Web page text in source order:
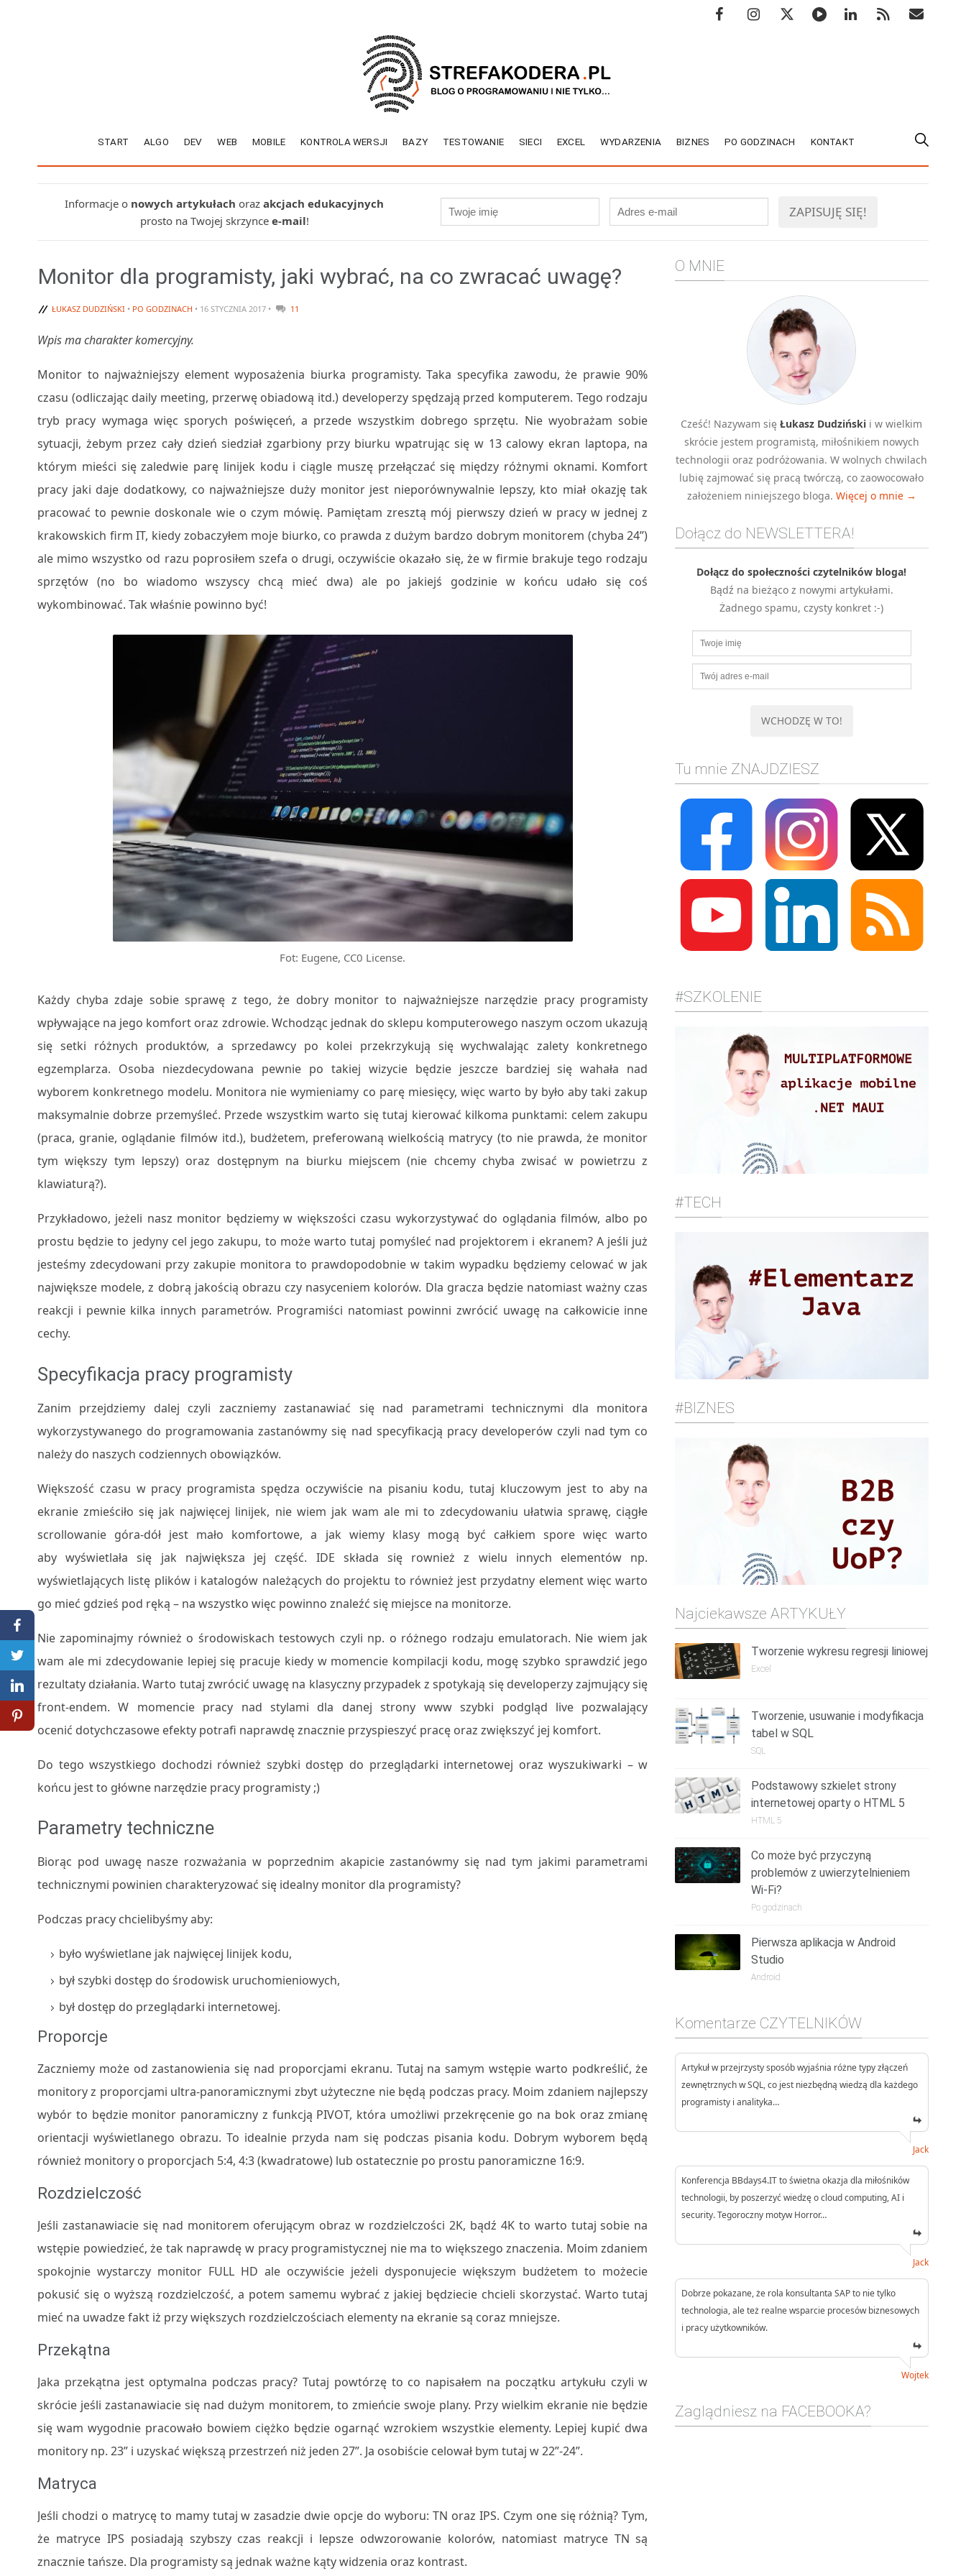
START ALGO DEV WEB MOBILE KONTROLA WERSJI BAZY TESTOWANIE SIECI EXCEL WYDARZENIA BIZNES PO GODZINACH KONTAKT
Informacje o nowych artykułach oraz akcjach edukacyjnych
prosto na Twojej skrzynce e-mail!
Monitor dla programisty, jaki wybrać, na co zwracać uwagę?
ŁUKASZ DUDZIŃSKI • PO GODZINACH • 16 STYCZNIA 2017 • 11
Wpis ma charakter komercyjny.
Monitor to najważniejszy element wyposażenia biurka programisty. Taka specyfika zawodu, że prawie 90%
czasu (odliczając daily meeting, przerwę obiadową itd.) developerzy spędzają przed komputerem. Tego rodzaju
tryb pracy wymaga więc sporych poświęceń, a przede wszystkim dobrego sprzętu. Nie wyobrażam sobie
sytuacji, żebym przez cały dzień siedział zgarbiony przy biurku wpatrując się w 13 calowy ekran laptopa, na
którym mieści się zaledwie parę linijek kodu i ciągle muszę przełączać się między różnymi oknami. Komfort
pracy jaki daje dodatkowy, co najważniejsze duży monitor jest nieporównywalnie lepszy, kto miał okazję tak
pracować to pewnie doskonale wie o czym mówię. Pamiętam zresztą mój pierwszy dzień w pracy w jednej z
krakowskich firm IT, kiedy zobaczyłem moje biurko, co prawda z dużym bardzo dobrym monitorem (chyba 24”)
ale mimo wszystko od razu poprosiłem szefa o drugi, oczywiście okazało się, że w firmie brakuje tego rodzaju
sprzętów (no bo wiadomo wszyscy chcą mieć dwa) ale po jakiejś godzinie w końcu udało się coś
wykombinować. Tak właśnie powinno być!
Fot: Eugene, CC0 License.
Każdy chyba zdaje sobie sprawę z tego, że dobry monitor to najważniejsze narzędzie pracy programisty
wpływające na jego komfort oraz zdrowie. Wchodząc jednak do sklepu komputerowego naszym oczom ukazują
się setki różnych produktów, a sprzedawcy po kolei przekrzykują się wychwalając zalety konkretnego
egzemplarza. Osoba niezdecydowana pewnie po takiej wizycie będzie jeszcze bardziej się wahała nad
wyborem konkretnego modelu. Monitora nie wymieniamy co parę miesięcy, więc warto by było aby taki zakup
maksymalnie dobrze przemyśleć. Przede wszystkim warto się tutaj kierować kilkoma punktami: celem zakupu
(praca, granie, oglądanie filmów itd.), budżetem, preferowaną wielkością matrycy (to nie prawda, że monitor
tym większy tym lepszy) oraz dostępnym na biurku miejscem (nie chcemy chyba zwisać w powietrzu z
klawiaturą?).
Przykładowo, jeżeli nasz monitor będziemy w większości czasu wykorzystywać do oglądania filmów, albo po
prostu będzie to jedyny cel jego zakupu, to może warto tutaj pomyśleć nad projektorem i ekranem? A jeśli już
jesteśmy zdecydowani przy zakupie monitora to prawdopodobnie w takim wypadku będziemy celować w jak
największe modele, z dobrą jakością obrazu czy nasyceniem kolorów. Dla gracza będzie natomiast ważny czas
reakcji i pewnie kilka innych parametrów. Programiści natomiast powinni zwrócić uwagę na całkowicie inne
cechy.
Specyfikacja pracy programisty
Zanim przejdziemy dalej czyli zaczniemy zastanawiać się nad parametrami technicznymi dla monitora
wykorzystywanego do programowania zastanówmy się nad specyfikacją pracy developerów czyli nad tym co
należy do naszych codziennych obowiązków.
Większość czasu w pracy programista spędza oczywiście na pisaniu kodu, tutaj kluczowym jest to aby na
ekranie zmieściło się jak najwięcej linijek, nie wiem jak wam ale mi to zdecydowaniu ułatwia sprawę, ciągłe
scrollowanie góra-dół jest mało komfortowe, a jak wiemy klasy mogą być całkiem spore więc warto
aby wyświetlała się jak największa jej część. IDE składa się rownież z wielu innych elementów np.
wyświetlających listę plików i katalogów należących do projektu to również jest przydatny element więc warto
go mieć gdzieś pod ręką – na wszystko więc powinno znaleźć się miejsce na monitorze.
Nie zapominajmy również o środowiskach testowych czyli np. o różnego rodzaju emulatorach. Nie wiem jak
wam ale mi zdecydowanie lepiej się pracuje kiedy w momencie kompilacji kodu, mogę szybko sprawdzić jego
rezultaty działania. Warto tutaj zwrócić uwagę na klasyczny przypadek z spotykają się developerzy zajmujący się
front-endem. W momencie pracy nad stylami dla danej strony www szybki podgląd live pozwalający
ocenić dotychczasowe efekty potrafi naprawdę znacznie przyspieszyć pracę oraz zwiększyć jej komfort.
Do tego wszystkiego dochodzi również szybki dostęp do przeglądarki internetowej oraz wyszukiwarki – w
końcu jest to główne narzędzie pracy programisty ;)
Parametry techniczne
Biorąc pod uwagę nasze rozważania w poprzednim akapicie zastanówmy się nad tym jakimi parametrami
technicznymi powinien charakteryzować się idealny monitor dla programisty?
Podczas pracy chcielibyśmy aby:
było wyświetlane jak najwięcej linijek kodu,
był szybki dostęp do środowisk uruchomieniowych,
był dostęp do przeglądarki internetowej.
Proporcje
Zaczniemy może od zastanowienia się nad proporcjami ekranu. Tutaj na samym wstępie warto podkreślić, że
monitory z proporcjami ultra-panoramicznymi zbyt użyteczne nie będą podczas pracy. Moim zdaniem najlepszy
wybór to będzie monitor panoramiczny z funkcją PIVOT, która umożliwi przekręcenie go na bok oraz zmianę
orientacji wyświetlanego obrazu. To idealnie przyda nam się podczas pisania kodu. Dobrym wyborem będą
również monitory o proporcjach 5:4, 4:3 (kwadratowe) lub ostatecznie po prostu panoramiczne 16:9.
Rozdzielczość
Jeśli zastanawiacie się nad monitorem oferującym obraz w rozdzielczości 2K, bądź 4K to warto tutaj sobie na
wstępie powiedzieć, że tak naprawdę w pracy programistycznej nie ma to większego znaczenia. Moim zdaniem
spokojnie wystarczy monitor FULL HD ale oczywiście jeżeli dysponujecie większym budżetem to możecie
pokusić się o wyższą rozdzielczość, a potem samemu wybrać z jakiej będziecie chcieli skorzystać. Warto tutaj
mieć na uwadze fakt iż przy większych rozdzielczościach elementy na ekranie są coraz mniejsze.
Przekątna
Jaka przekątna jest optymalna podczas pracy? Tutaj powtórzę to co napisałem na początku artykułu czyli w
skrócie jeśli zastanawiacie się nad dużym monitorem, to zmieńcie swoje plany. Przy wielkim ekranie nie będzie
się wam wygodnie pracowało bowiem ciężko będzie ogarnąć wzrokiem wszystkie elementy. Lepiej kupić dwa
monitory np. 23” i uzyskać większą przestrzeń niż jeden 27”. Ja osobiście celował bym tutaj w 22”-24”.
Matryca
Jeśli chodzi o matrycę to mamy tutaj w zasadzie dwie opcje do wyboru: TN oraz IPS. Czym one się różnią? Tym,
że matryce IPS posiadają szybszy czas reakcji i lepsze odwzorowanie kolorów, natomiast matryce TN są
znacznie tańsze. Dla programisty są jednak ważne kąty widzenia oraz kontrast.
O MNIE
Cześć! Nazywam sięŁukasz Dudziński i w wielkim
skrócie jestem programistą, miłośnikiem nowych
technologii oraz podróżowania. W wolnych chwilach
lubię zajmować się pracą twórczą, co zaowocowało
założeniem niniejszego bloga. Więcej o mnie →
Dołącz do NEWSLETTERA!
Dołącz do społeczności czytelników bloga!
Bądź na bieżąco z nowymi artykułami.
Żadnego spamu, czysty konkret :-)
Tu mnie ZNAJDZIESZ
#SZKOLENIE
#TECH
#BIZNES
Najciekawsze ARTYKUŁY
Tworzenie wykresu regresji liniowej
Excel
Tworzenie, usuwanie i modyfikacja
tabel w SQL
SQL
Podstawowy szkielet strony
internetowej oparty o HTML 5
HTML 5
Co może być przyczyną
problemów z uwierzytelnieniem
Wi-Fi?
Po godzinach
Pierwsza aplikacja w Android
Studio
Android
Komentarze CZYTELNIKÓW
Artykuł w przejrzysty sposób wyjaśnia różne typy złączeń
zewnętrznych w SQL, co jest niezbędną wiedzą dla każdego
programisty i analityka…
Jack
Konferencja BBdays4.IT to świetna okazja dla miłośników
technologii, by poszerzyć wiedzę o cloud computing, AI i
security. Tegoroczny motyw Horror…
Jack
Dobrze pokazane, że rola konsultanta SAP to nie tylko
technologia, ale też realne wsparcie procesów biznesowych
i pracy użytkowników.
Wojtek
Zaglądniesz na FACEBOOKA?